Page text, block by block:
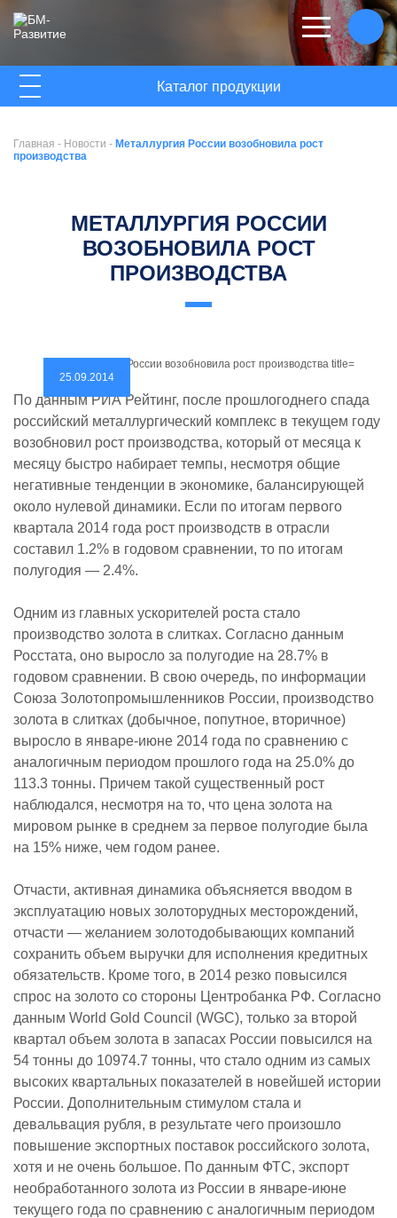
ГЛАВНАЯ
Каталог продукции
Главная - Новости - Металлургия России возобновила рост
производства
МЕТАЛЛУРГИЯ РОССИИ
ВОЗОБНОВИЛА РОСТ
ПРОИЗВОДСТВА
25.09.2014
По данным РИА Рейтинг, после прошлогоднего спада
российский металлургический комплекс в текущем году
возобновил рост производства, который от месяца к
месяцу быстро набирает темпы, несмотря общие
негативные тенденции в экономике, балансирующей
около нулевой динамики. Если по итогам первого
квартала 2014 года рост производств в отрасли
составил 1.2% в годовом сравнении, то по итогам
полугодия — 2.4%.
Одним из главных ускорителей роста стало
производство золота в слитках. Согласно данным
Росстата, оно выросло за полугодие на 28.7% в
годовом сравнении. В свою очередь, по информации
Союза Золотопромышленников России, производство
золота в слитках (добычное, попутное, вторичное)
выросло в январе-июне 2014 года по сравнению с
аналогичным периодом прошлого года на 25.0% до
113.3 тонны. Причем такой существенный рост
наблюдался, несмотря на то, что цена золота на
мировом рынке в среднем за первое полугодие была
на 15% ниже, чем годом ранее.
Отчасти, активная динамика объясняется вводом в
эксплуатацию новых золоторудных месторождений,
отчасти — желанием золотодобывающих компаний
сохранить объем выручки для исполнения кредитных
обязательств. Кроме того, в 2014 резко повысился
спрос на золото со стороны Центробанка РФ. Согласно
данным World Gold Council (WGC), только за второй
квартал объем золота в запасах России повысился на
54 тонны до 10974.7 тонны, что стало одним из самых
высоких квартальных показателей в новейшей истории
России. Дополнительным стимулом стала и
девальвация рубля, в результате чего произошло
повышение экспортных поставок российского золота,
хотя и не очень большое. По данным ФТС, экспорт
необработанного золота из России в январе-июне
текущего года по сравнению с аналогичным периодом